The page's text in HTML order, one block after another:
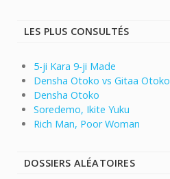
LES PLUS CONSULTÉS
5-ji Kara 9-ji Made
Densha Otoko vs Gitaa Otoko
Densha Otoko
Soredemo, Ikite Yuku
Rich Man, Poor Woman
DOSSIERS ALÉATOIRES